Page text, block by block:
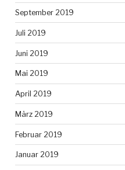
September 2019
Juli 2019
Juni 2019
Mai 2019
April 2019
März 2019
Februar 2019
Januar 2019